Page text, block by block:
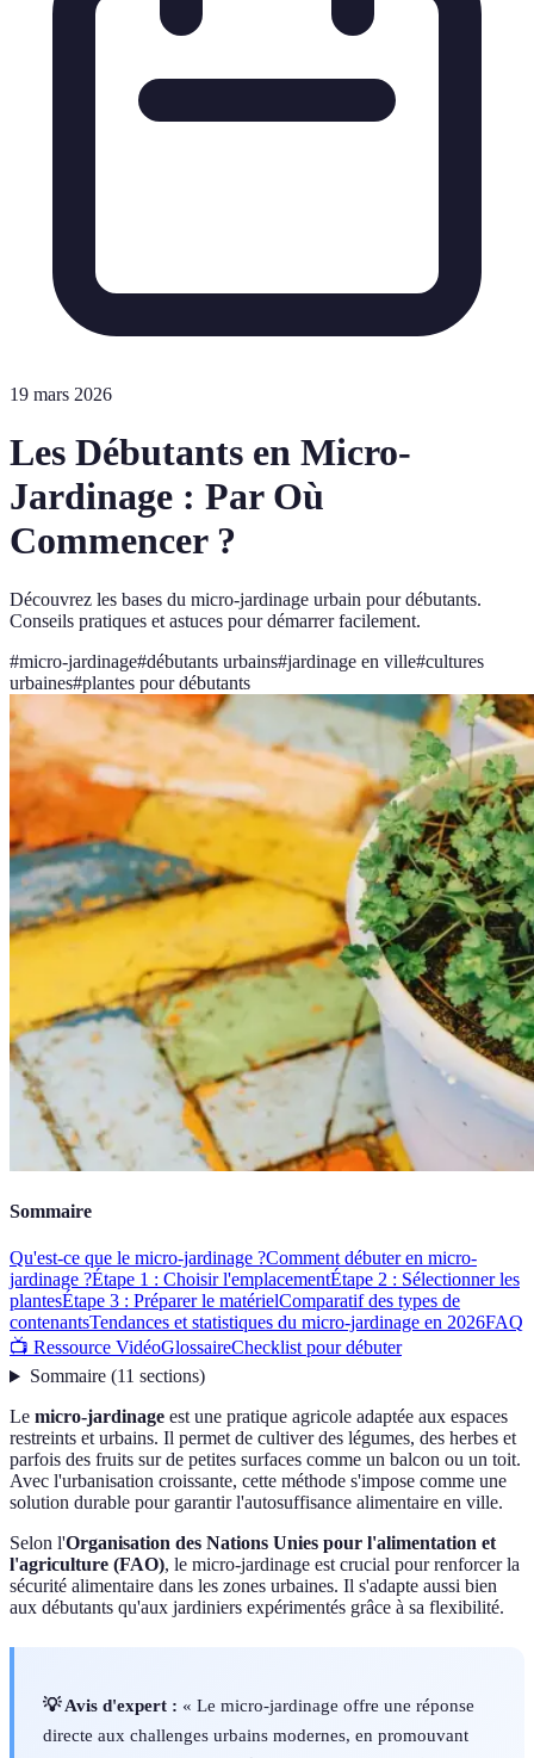
19 mars 2026
Les Débutants en Micro-
Jardinage : Par Où
Commencer ?
Découvrez les bases du micro-jardinage urbain pour débutants.
Conseils pratiques et astuces pour démarrer facilement.
#micro-jardinage#débutants urbains#jardinage en ville#cultures
urbaines#plantes pour débutants
Sommaire
Qu'est-ce que le micro-jardinage ?Comment débuter en micro-
jardinage ?Étape 1 : Choisir l'emplacementÉtape 2 : Sélectionner les
plantesÉtape 3 : Préparer le matérielComparatif des types de
contenantsTendances et statistiques du micro-jardinage en 2026FAQ
📺 Ressource VidéoGlossaireChecklist pour débuter
Sommaire(11 sections)
Le micro-jardinage est une pratique agricole adaptée aux espaces
restreints et urbains. Il permet de cultiver des légumes, des herbes et
parfois des fruits sur de petites surfaces comme un balcon ou un toit.
Avec l'urbanisation croissante, cette méthode s'impose comme une
solution durable pour garantir l'autosuffisance alimentaire en ville.
Selon l'Organisation des Nations Unies pour l'alimentation et
l'agriculture (FAO), le micro-jardinage est crucial pour renforcer la
sécurité alimentaire dans les zones urbaines. Il s'adapte aussi bien
aux débutants qu'aux jardiniers expérimentés grâce à sa flexibilité.
💡 Avis d'expert : « Le micro-jardinage offre une réponse
directe aux challenges urbains modernes, en promouvant